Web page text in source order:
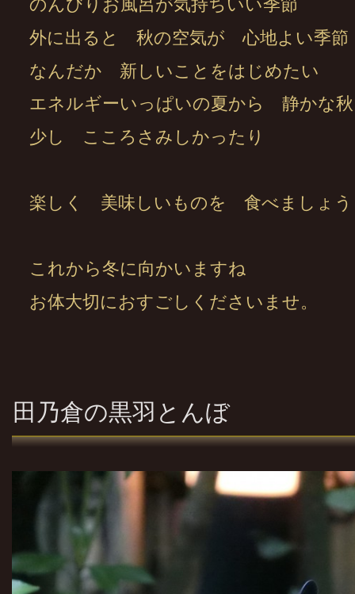
のんびりお風呂が気持ちいい季節
外に出ると 秋の空気が 心地よい季節
なんだか 新しいことをはじめたい
エネルギーいっぱいの夏から 静かな秋
少し こころさみしかったり
楽しく 美味しいものを 食べましょ
これから冬に向かいますね
お体大切におすごしくださいませ。
田乃倉の黒羽とんぼ